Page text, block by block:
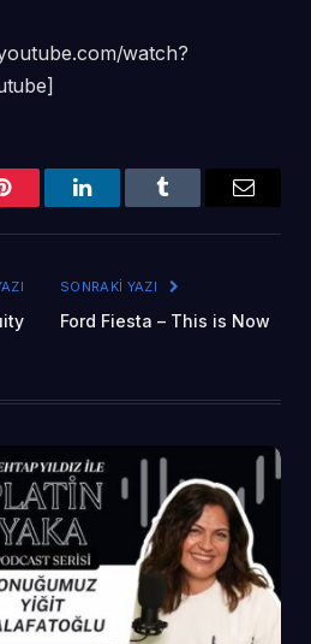
watch?
Pinterest LinkedInTumblr Email
SONRAKI YAZI
Ford Fiesta – This is Now